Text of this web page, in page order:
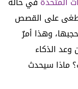
يطغى على القصص
وهذا أمرٌ
الذكاء
ماذا سيحدث